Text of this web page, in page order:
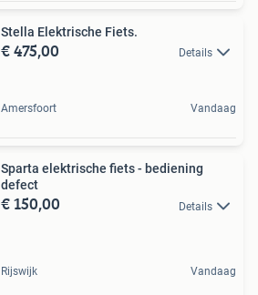
Stella Elektrische Fiets.
€ 475,00 Details
Amersfoort Vandaag
Sparta elektrische fiets - bediening
defect
€ 150,00 Details
Rijswijk Vandaag